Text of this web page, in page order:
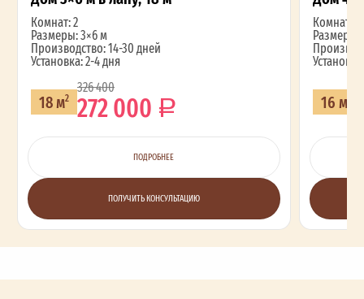
Комнат: 2
Размеры: 3×6 м
Производство: 14-30 дней
Установка: 2-4 дня
18 м2
326 400
272 000
ПОДРОБНЕЕ
ПОЛУЧИТЬ КОНСУЛЬТАЦИЮ
Комнат: 2
Размеры:
16 м